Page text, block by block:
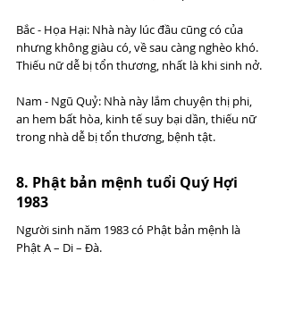
Bắc - Họa Hại: Nhà này lúc đầu cũng có của
nhưng không giàu có, về sau càng nghèo khó.
Thiếu nữ dễ bị tổn thương, nhất là khi sinh nở.
Nam - Ngũ Quỷ: Nhà này lắm chuyện thị phi,
an hem bất hòa, kinh tế suy bại dần, thiếu nữ
trong nhà dễ bị tổn thương, bệnh tật.
8. Phật bản mệnh tuổi Quý Hợi
1983
Người sinh năm 1983 có Phật bản mệnh là
Phật A – Di – Đà.